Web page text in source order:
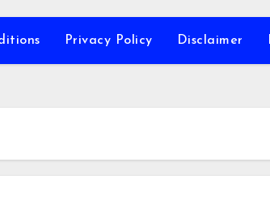
Disclaimer
Privacy Policy